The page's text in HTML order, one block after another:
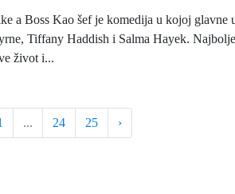
a Boss Kao šef je komedija u kojoj glavne
Tiffany Haddish i Salma Hayek.
život i...
... 24 25 ›